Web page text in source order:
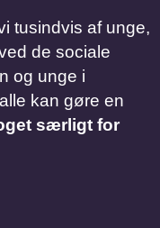
tusindvis af unge,
de sociale
og unge i
kan gøre en
særligt for